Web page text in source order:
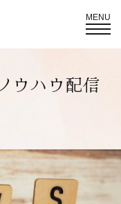
MENU
ウハウ配信